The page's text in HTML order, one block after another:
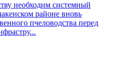
необходим системный
районе вновь
пчеловодства перед